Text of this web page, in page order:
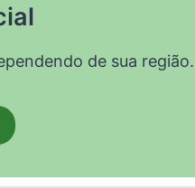
de sua região.